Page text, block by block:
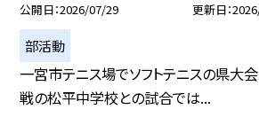
公開日 2026/07/29 更新日
部活動
一宮市テニス場でソフトテニスの県大
戦の松平中学校との試合では...